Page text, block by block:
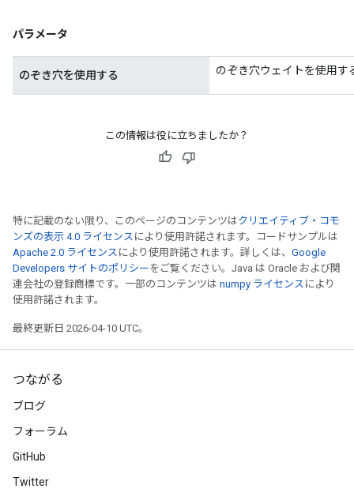
パラメータ
のぞき穴を使用する のぞき穴ウェイトを使用す
この情報は役に立ちましたか？
特に記載のない限り、このページのコンテンツはクリエイティブ・コモ
ンズの表示 4.0 ライセンス により使用許諾されます。コードサンプルは
Apache 2.0 ライセンス により使用許諾されます。詳しくは、 Google
Developers サイトのポリシー をご覧ください。Java は Oracle および関
連会社の登録商標です。一部のコンテンツは numpy ライセンス により
使用許諾されます。
最終更新日 2026-04-10 UTC。
つながる
ブログ
フォーラム
GitHub
Twitter